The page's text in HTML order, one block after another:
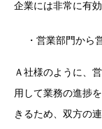
企業には非常に有効
・営業部門から
Ａ社様のように、
用して業務の進捗
きるため、双方の